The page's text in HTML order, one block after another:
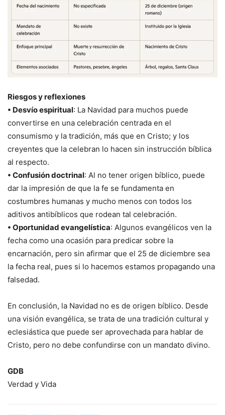
Riesgos y reflexiones
• Desvío espiritual: La Navidad para muchos puede
convertirse en una celebración centrada en el
consumismo y la tradición, más que en Cristo; y los
creyentes que la celebran lo hacen sin instrucción bíblica
al respecto.
• Confusión doctrinal: Al no tener origen bíblico, puede
dar la impresión de que la fe se fundamenta en
costumbres humanas y mucho menos con todos los
aditivos antibíblicos que rodean tal celebración.
• Oportunidad evangelística: Algunos evangélicos ven la
fecha como una ocasión para predicar sobre la
encarnación, pero sin afirmar que el 25 de diciembre sea
la fecha real, pues si lo hacemos estamos propagando una
falsedad.
En conclusión, la Navidad no es de origen bíblico. Desde
una visión evangélica, se trata de una tradición cultural y
eclesiástica que puede ser aprovechada para hablar de
Cristo, pero no debe confundirse con un mandato divino.
GDB
Verdad y Vida